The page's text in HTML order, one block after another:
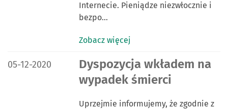
Internecie. Pieniądze niezwłocznie i
bezpo…
Zobacz więcej
DATA PUBLIKACJI:
05-12-2020
Dyspozycja wkładem na
wypadek śmierci
Uprzejmie informujemy, że zgodnie z